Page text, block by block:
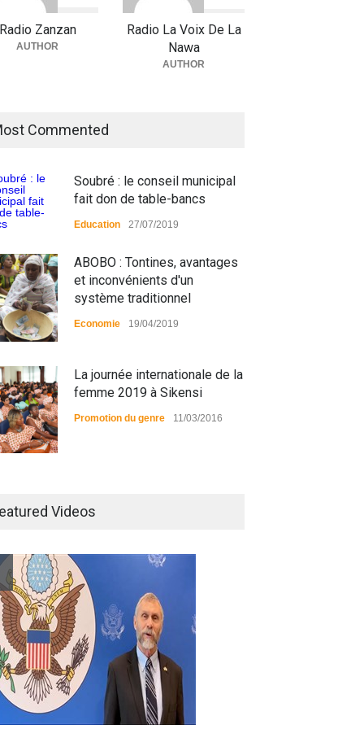
Zanzan
AUTHOR
Radio La Voix De La
Nawa
AUTHOR
Commented
Soubré : le conseil municipal
fait don de table-bancs
Education 27/07/2019
ABOBO : Tontines, avantages
et inconvénients d'un
système traditionnel
Economie 19/04/2019
La journée internationale de la
femme 2019 à Sikensi
Promotion du genre 11/03/2016
Radio partenaire
prise en charge des
personnes vivantes avec le
VIH
Santé 25/03/2019
Videos